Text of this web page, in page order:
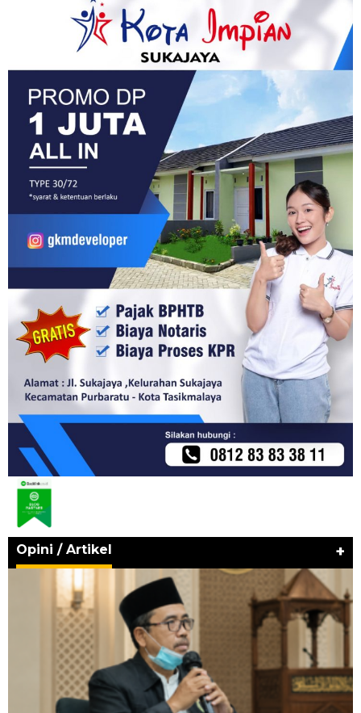
Opini / Artikel +